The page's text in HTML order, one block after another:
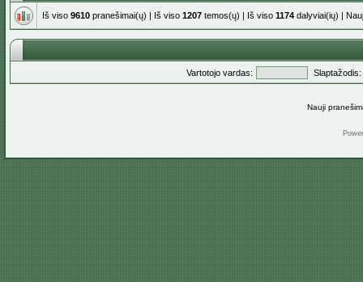
Iš viso 9610 pranešimai(ų) | Iš viso 1207 temos(ų) | Iš viso 1174 dalyviai(ių) |
Vartotojo vardas: Slaptažodis:
Nauji